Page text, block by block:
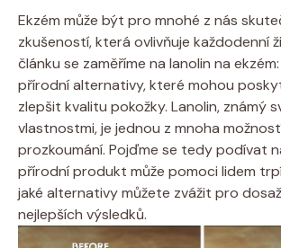
Ekzém může být pro mnohé z nás
zkušeností, která ovlivňuje každodenní
článku se zaměříme na ⁢lanolin na⁤
přírodní alternativy, které mohou
zlepšit kvalitu pokožky. Lanolin, známý
vlastnostmi, je jednou z mnoha
prozkoumání. Pojďme se tedy podívat
přírodní ‌produkt může pomoci lidem
jaké alternativy‍ můžete ‍zvážit pro
nejlepších výsledků.